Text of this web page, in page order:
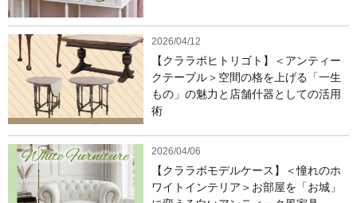
2026/04/12
【クララボヒトリゴト】＜アンティー
クテーブル＞空間の格を上げる「一生
もの」の魅力と店舗什器としての活用
術
2026/04/06
【クララボモデルケース】＜憧れのホ
ワイトインテリア＞お部屋を「お城」